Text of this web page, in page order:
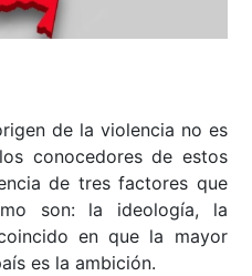
de la violencia no es
conocedores de estos
de tres factores que
son: la ideología, la
en que la mayor
es la ambición.